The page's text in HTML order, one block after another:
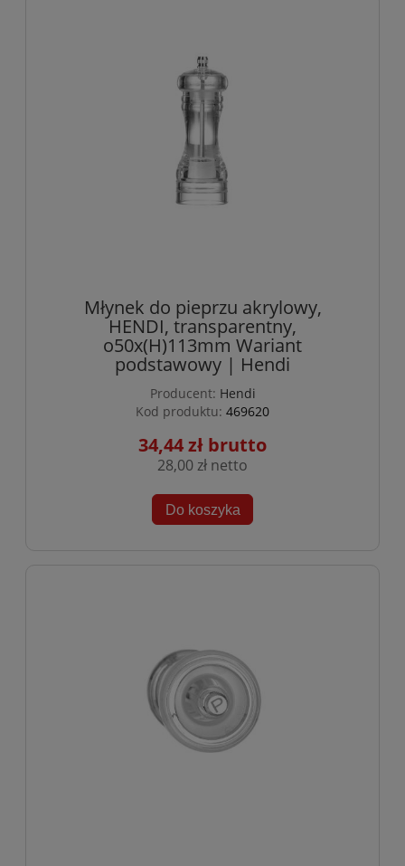
Młynek do pieprzu akrylowy,
HENDI, transparentny,
o50x(H)113mm Wariant
podstawowy | Hendi
Producent: Hendi
Kod produktu: 469620
34,44 zł
28,00 zł
Do koszyka